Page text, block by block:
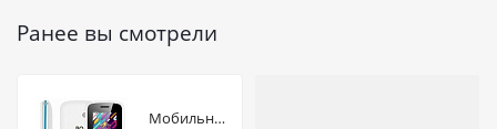
Ранее вы смотрели
Мобильный